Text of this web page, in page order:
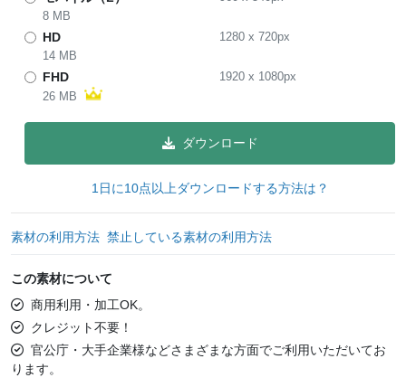
8 MB
HD 1280x 720px
14 MB
FHD 1920x 1080px
26 MB
ダウンロード
1日に10点以上ダウンロードする方法は？
素材の利用方法 禁止している素材の利用方法
この素材について
商用利用・加工OK。
クレジット不要！
官公庁・大手企業様などさまざまな方面でご利用いただいてお
ります。